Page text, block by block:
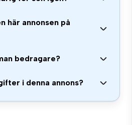
här annonsen på
bedragare?
i denna annons?